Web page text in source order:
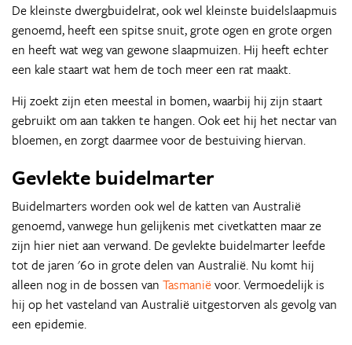
De kleinste dwergbuidelrat, ook wel kleinste buidelslaapmuis
genoemd, heeft een spitse snuit, grote ogen en grote orgen
en heeft wat weg van gewone slaapmuizen. Hij heeft echter
een kale staart wat hem de toch meer een rat maakt.
Hij zoekt zijn eten meestal in bomen, waarbij hij zijn staart
gebruikt om aan takken te hangen. Ook eet hij het nectar van
bloemen, en zorgt daarmee voor de bestuiving hiervan.
Gevlekte buidelmarter
Buidelmarters worden ook wel de katten van Australië
genoemd, vanwege hun gelijkenis met civetkatten maar ze
zijn hier niet aan verwand. De gevlekte buidelmarter leefde
tot de jaren '60 in grote delen van Australië. Nu komt hij
alleen nog in de bossen van Tasmaniëvoor. Vermoedelijk is
hij op het vasteland van Australië uitgestorven als gevolg van
een epidemie.